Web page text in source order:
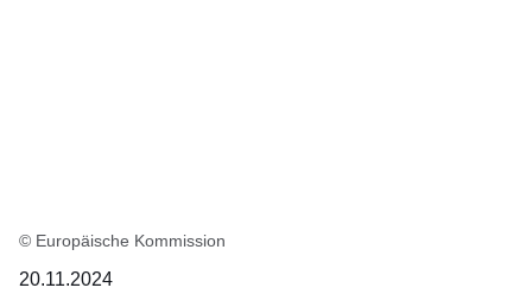
© Europäische Kommission
20.11.2024